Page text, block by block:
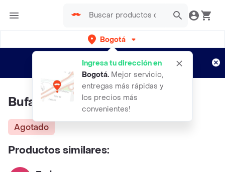
Bogotá
Ingresa tu dirección en
Bogotá. Mejor servicio,
entregas más rápidas y
los precios más
convenientes!
envíos gratis por semanas
Aplican TyC
Bufalo Cera Liquida
Agotado
Productos similares: